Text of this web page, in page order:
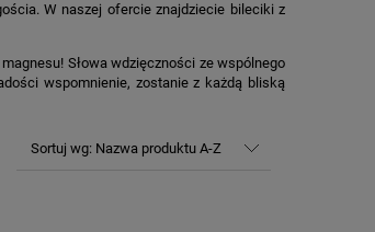
W naszej ofercie znajdziecie bileciki z
Słowa wdzięczności ze wspólnego
wspomnienie, zostanie z każdą bliską
Sortuj wg: Nazwa produktu A-Z